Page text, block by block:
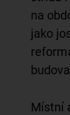
na
jako
Místní